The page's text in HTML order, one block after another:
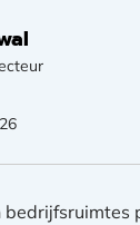
bedrijfsruimtes